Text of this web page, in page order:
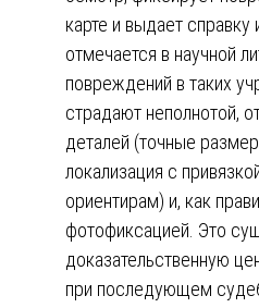
карте и выдает справку
отмечается в научной
повреждений в таких
страдают неполнотой,
деталей (точные
локализация с
ориентирам) и, как
фотофиксацией. Это
доказательственную
при последующем